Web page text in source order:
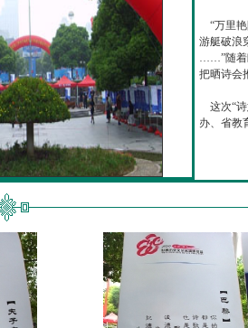
“万里艳
游艇破浪
……”随着
把晒诗会
这次“诗
办、省教